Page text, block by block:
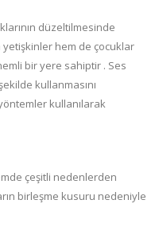
düzeltilmesinde
hem de çocuklar
bir yere sahiptir . Ses
kullanmasını
kullanılarak
çeşitli nedenlerden
birleşme kusuru nedeniyle